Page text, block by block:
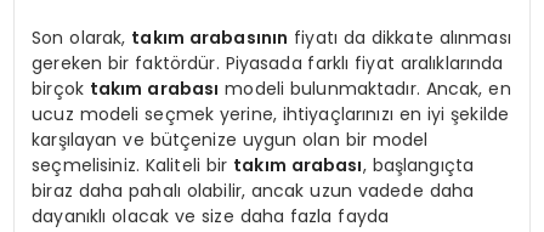
Son olarak, takım arabasının fiyatı da dikkate alınması
gereken bir faktördür. Piyasada farklı fiyat aralıklarında
birçok takım arabası modeli bulunmaktadır. Ancak, en
ucuz modeli seçmek yerine, ihtiyaçlarınızı en iyi şekilde
karşılayan ve bütçenize uygun olan bir model
seçmelisiniz. Kaliteli bir takım arabası, başlangıçta
biraz daha pahalı olabilir, ancak uzun vadede daha
dayanıklı olacak ve size daha fazla fayda